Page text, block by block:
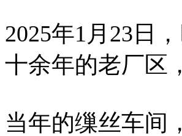
2025年1月23日
十余年的老厂区
当年的缫丝车间